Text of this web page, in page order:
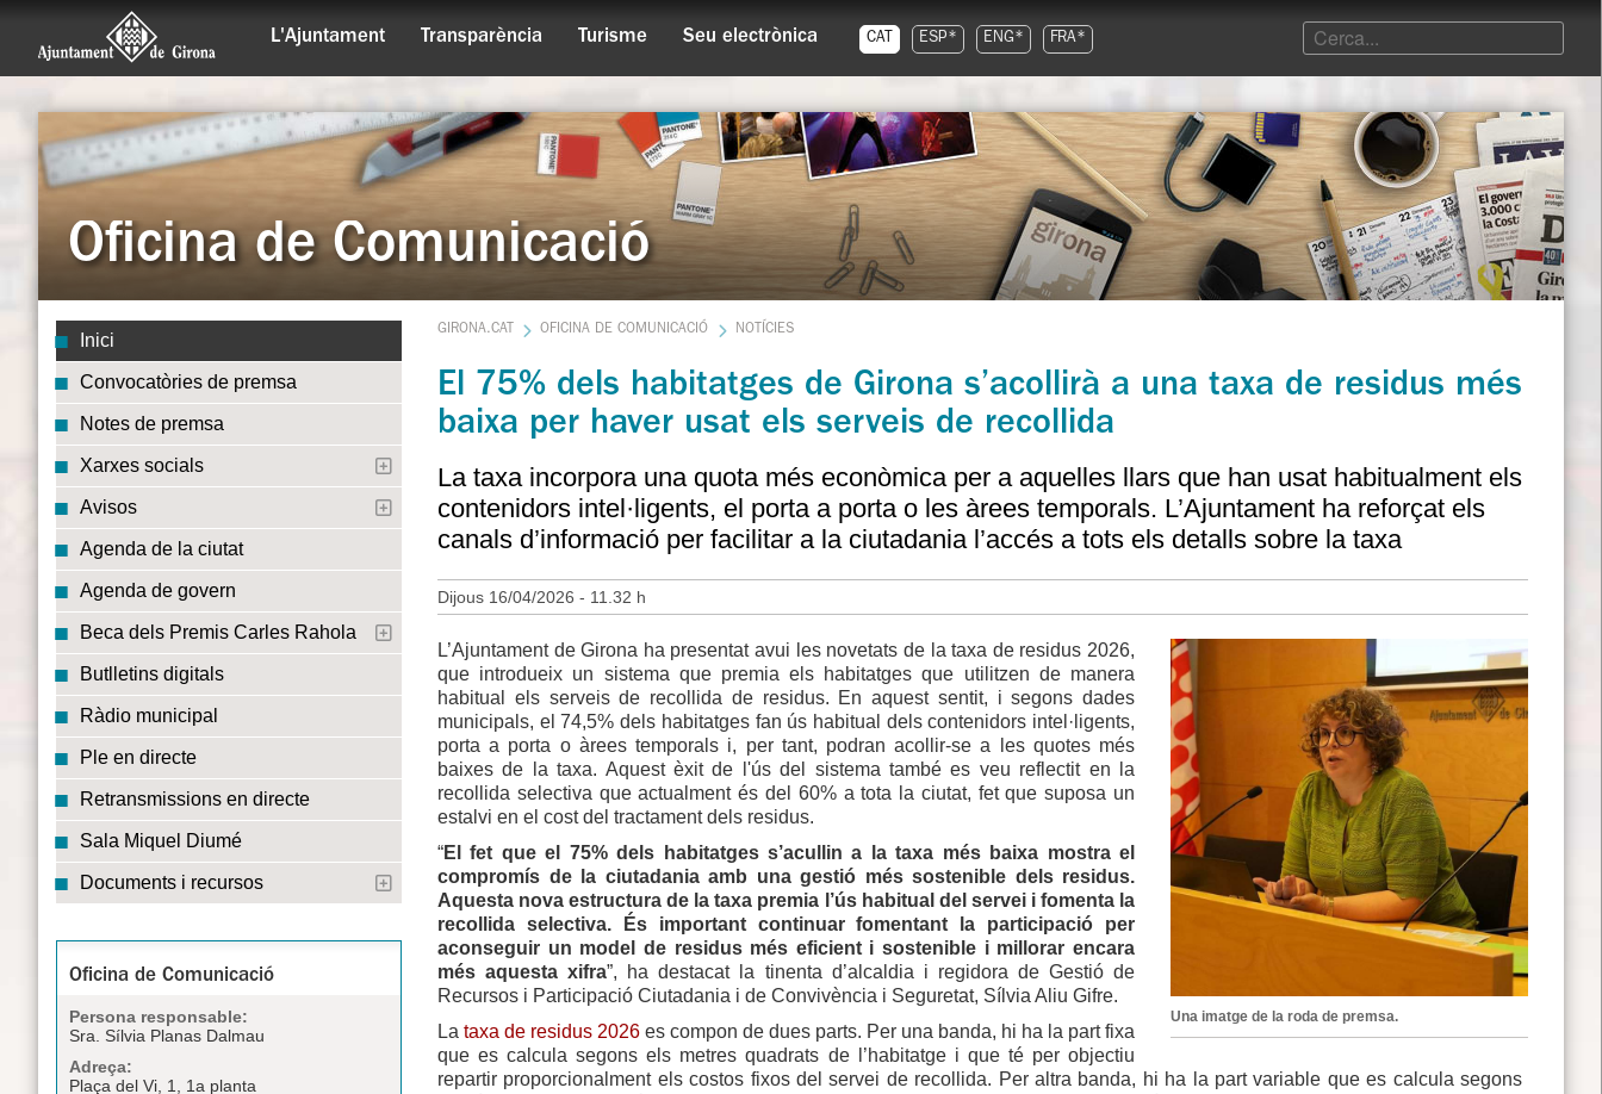
L'Ajuntament Transparència Turisme Seu electrònica CAT ESP* ENG* FRA*
Oficina de Comunicació
Inici
Convocatòries de premsa
Notes de premsa
Xarxes socials
Avisos
Agenda de la ciutat
Agenda de govern
Beca dels Premis Carles Rahola
Butlletins digitals
Ràdio municipal
Ple en directe
Retransmissions en directe
Sala Miquel Diumé
Documents i recursos
Oficina de Comunicació
Persona responsable:
Sra. Sílvia Planas Dalmau
Adreça:
Plaça del Vi, 1, 1a planta
GIRONA.CAT OFICINA DE COMUNICACIÓ NOTÍCIES
El 75% dels habitatges de Girona s’acollirà a una taxa de residus més
baixa per haver usat els serveis de recollida
La taxa incorpora una quota més econòmica per a aquelles llars que han usat habitualment els
contenidors intel·ligents, el porta a porta o les àrees temporals. L’Ajuntament ha reforçat els
canals d’informació per facilitar a la ciutadania l’accés a tots els detalls sobre la taxa
Dijous 16/04/2026 - 11.32 h
Una imatge de la roda de premsa.
L’Ajuntament de Girona ha presentat avui les novetats de la taxa de residus 2026,
que introdueix un sistema que premia els habitatges que utilitzen de manera
habitual els serveis de recollida de residus. En aquest sentit, i segons dades
municipals, el 74,5% dels habitatges fan ús habitual dels contenidors intel·ligents,
porta a porta o àrees temporals i, per tant, podran acollir-se a les quotes més
baixes de la taxa. Aquest èxit de l'ús del sistema també es veu reflectit en la
recollida selectiva que actualment és del 60% a tota la ciutat, fet que suposa un
estalvi en el cost del tractament dels residus.
“El fet que el 75% dels habitatges s’acullin a la taxa més baixa mostra el
compromís de la ciutadania amb una gestió més sostenible dels residus.
Aquesta nova estructura de la taxa premia l’ús habitual del servei i fomenta la
recollida selectiva. És important continuar fomentant la participació per
aconseguir un model de residus més eficient i sostenible i millorar encara
més aquesta xifra”, ha destacat la tinenta d’alcaldia i regidora de Gestió de
Recursos i Participació Ciutadania i de Convivència i Seguretat, Sílvia Aliu Gifre.
La taxa de residus 2026 es compon de dues parts. Per una banda, hi ha la part fixa
que es calcula segons els metres quadrats de l’habitatge i que té per objectiu
repartir proporcionalment els costos fixos del servei de recollida. Per altra banda, hi ha la part variable que es calcula segons